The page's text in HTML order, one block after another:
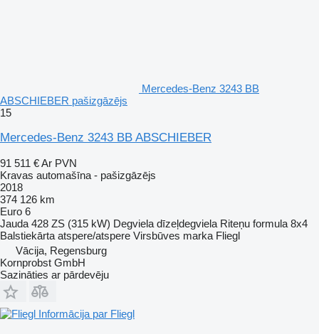
Mercedes-Benz 3243 BB
ABSCHIEBER pašizgāzējs
15
Mercedes-Benz 3243 BB ABSCHIEBER
91 511 €Ar PVN
Kravas automašīna - pašizgāzējs
2018
374 126 km
Euro 6
Jauda 428 ZS (315 kW) Degviela dīzeļdegviela Riteņu formula 8x4
Balstiekārta atspere/atspere Virsbūves marka Fliegl
Vācija, Regensburg
Kornprobst GmbH
Sazināties ar pārdevēju
Informācija par Fliegl